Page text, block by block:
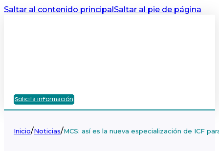
Saltar al contenido principalSaltar al pie de página
Solicita información
Inicio/Noticias/MCS: así es la nueva especialización de ICF